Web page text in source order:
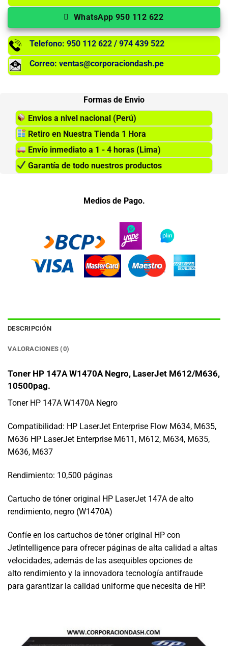
WhatsApp 950 112 622
Telefono: 950 112 622 / 974 439 522
Correo: ventas@corporaciondash.pe
Formas de Envio
Envios a nivel nacional (Perú)
Retiro en Nuestra Tienda 1 Hora
Envío inmediato a 1 - 4 horas (Lima)
Garantía de todo nuestros productos
Medios de Pago.
DESCRIPCIÓN
VALORACIONES (0)
Toner HP 147A W1470A Negro, LaserJet M612/M636,
10500pag.
Toner HP 147A W1470A Negro
Compatibilidad: HP LaserJet Enterprise Flow M634, M635,
M636 HP LaserJet Enterprise M611, M612, M634, M635,
M636, M637
Rendimiento: 10,500 páginas
Cartucho de tóner original HP LaserJet 147A de alto
rendimiento, negro (W1470A)
Confíe en los cartuchos de tóner original HP con
JetIntelligence para ofrecer páginas de alta calidad a altas
velocidades, además de las asequibles opciones de
alto rendimiento y la innovadora tecnología antifraude
para garantizar la calidad uniforme que necesita de HP.